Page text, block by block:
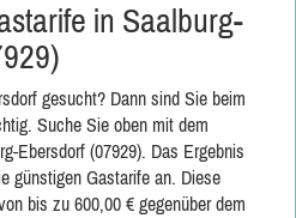
in Saalburg-
gesucht? Dann sind Sie beim
Suche Sie oben mit dem
Ebersdorf (07929). Das Ergebnis
günstigen Gastarife an. Diese
bis zu 600,00 € gegenüber dem